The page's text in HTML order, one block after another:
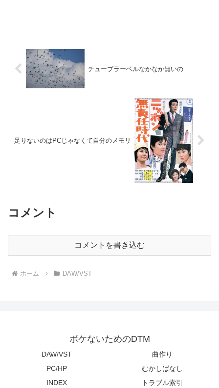
チューブラーベルなかなか無いの
足りないのはPCじゃなくて自分のメモリ
コメント
コメントを書き込む
ホーム DAW/VST
ボケないためのDTM
DAW/VST
曲作り
PC/HP
むかしばなし
INDEX
トラブル索引